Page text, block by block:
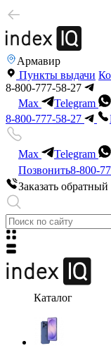
Армавир
Пункты выдачи
8-800-777-58-27
Max
Telegram
8-800-777-58-27
Max Telegram
Позвонить8-800-
Заказать
Каталог